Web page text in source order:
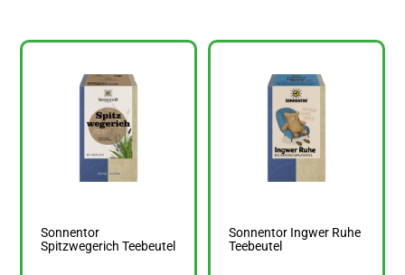
Sonnentor
Spitzwegerich Teebeutel
Sonnentor Ingwer Ruhe
Teebeutel